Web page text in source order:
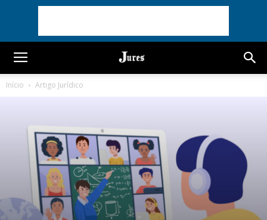
Início Artigo Jurídico